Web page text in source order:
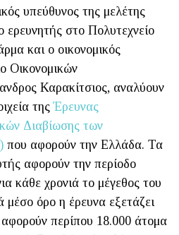
υπεύθυνος της μελέτης
ερευνητής στο Πολυτεχνείο
και ο οικονομικός
Οικονομικών
Καρακίτσιος, αναλύουν
τηςΈρευνας
Διαβίωσης των
που αφορούν την Ελλάδα. Τα
αφορούν την περίοδο
κάθε χρονιά το μέγεθος του
μέσο όρο η έρευνα εξετάζει
περίπου 18.000 άτομα